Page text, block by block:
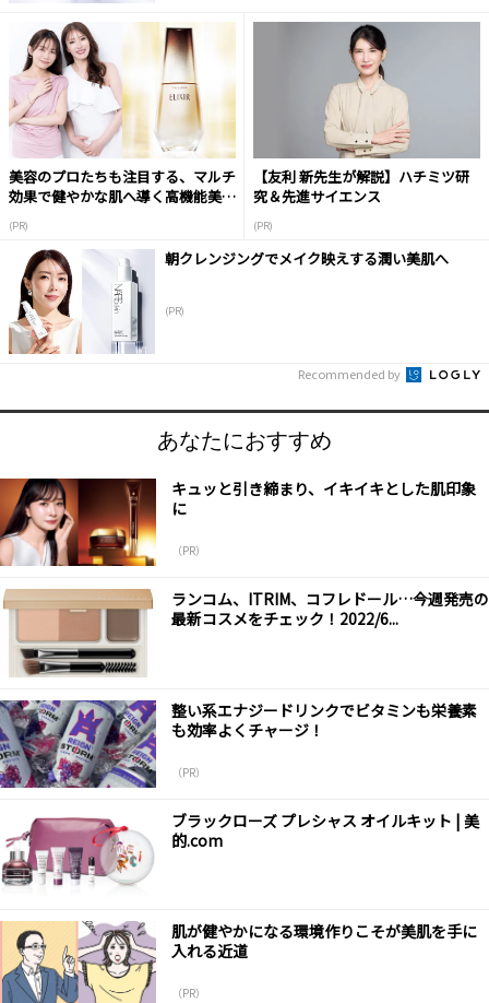
美容のプロたちも注目する、マルチ
効果で健やかな肌へ導く高機能美容
(PR)
【友利 新先生が解説】ハチミツ研
究＆先進サイエンス
(PR)
朝クレンジングでメイク映えする潤い美肌へ
(PR)
Recommended by
あなたにおすすめ
キュッと引き締まり、イキイキとした肌印象
に
（PR）
ランコム、ITRIM、コフレドール…今週発売の
最新コスメをチェック！2022/6...
整い系エナジードリンクでビタミンも栄養素
も効率よくチャージ！
（PR）
ブラックローズ プレシャス オイルキット | 美
的.com
肌が健やかになる環境作りこそが美肌を手に
入れる近道
（PR）